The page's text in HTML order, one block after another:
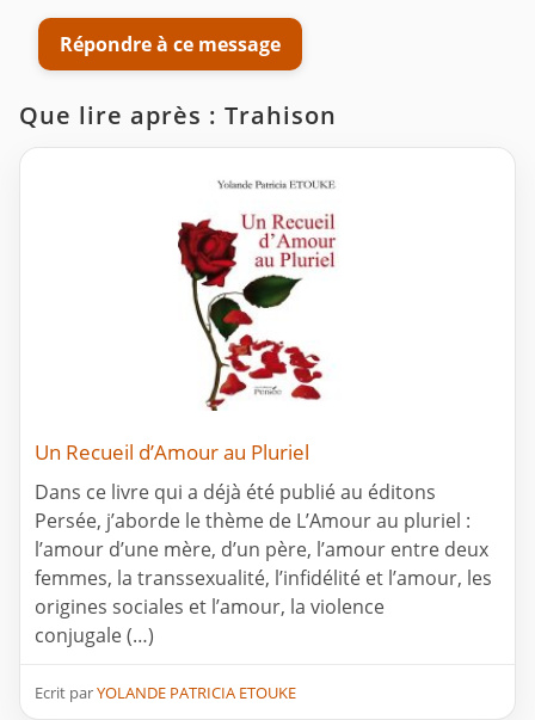
Répondre à ce message
Que lire après : Trahison
Un Recueil d’Amour au Pluriel
Dans ce livre qui a déjà été publié au éditons
Persée, j’aborde le thème de L’Amour au pluriel :
l’amour d’une mère, d’un père, l’amour entre deux
femmes, la transsexualité, l’infidélité et l’amour, les
origines sociales et l’amour, la violence
conjugale (…)
Ecrit parYOLANDE PATRICIA ETOUKE